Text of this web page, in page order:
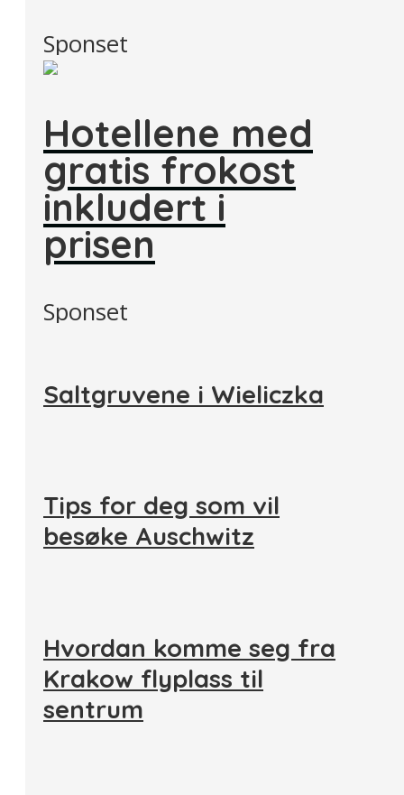
Sponset
Hotellene med
gratis frokost
inkludert i
prisen
Sponset
Saltgruvene i Wieliczka
Tips for deg som vil
besøke Auschwitz
Hvordan komme seg fra
Krakow flyplass til
sentrum